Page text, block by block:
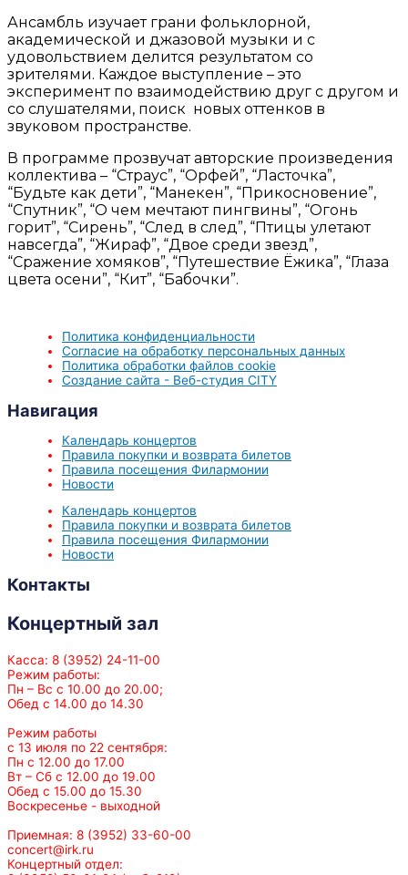
Ансамбль изучает грани фольклорной,
академической и джазовой музыки и с
удовольствием делится результатом со
зрителями. Каждое выступление – это
эксперимент по взаимодействию друг с другом и
со слушателями, поиск новых оттенков в
звуковом пространстве.
В программе прозвучат авторские произведения
коллектива – “Страус”, “Орфей”, “Ласточка”,
“Будьте как дети”, “Манекен”, “Прикосновение”,
“Спутник”, “О чем мечтают пингвины”, “Огонь
горит”, “Сирень”, “След в след”, “Птицы улетают
навсегда”, “Жираф”, “Двое среди звезд”,
“Сражение хомяков”, “Путешествие Ёжика”, “Глаза
цвета осени”, “Кит”, “Бабочки”.
Политика конфиденциальности
Согласие на обработку персональных данных
Политика обработки файлов cookie
Создание сайта - Веб-студия CITY
Навигация
Календарь концертов
Правила покупки и возврата билетов
Правила посещения Филармонии
Новости
Календарь концертов
Правила покупки и возврата билетов
Правила посещения Филармонии
Новости
Контакты
Концертный зал
Касса: 8 (3952) 24-11-00
Режим работы:
Пн – Вс с 10.00 до 20.00;
Обед с 14.00 до 14.30
Режим работы
с 13 июля по 22 сентября:
Пн с 12.00 до 17.00
Вт – Сб с 12.00 до 19.00
Обед с 15.00 до 15.30
Воскресенье - выходной
Приемная: 8 (3952) 33-60-00
concert@irk.ru
Концертный отдел: